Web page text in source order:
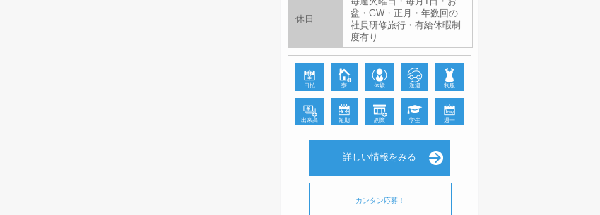
休日
盆・GW・正月・年数回の
社員研修旅行・有給休暇制
度有り
日払 寮 体験 送迎 制服
出来高 短期 副業 学生 週一
詳しい情報をみる
カンタン応募！